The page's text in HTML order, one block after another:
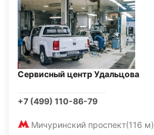
Сервисный центр Удальцова
+7 (499) 110-86-79
Мичуринский проспект(116 м)